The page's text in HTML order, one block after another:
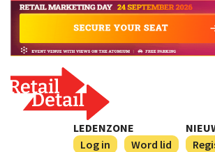
LEDENZONE
Log in
Word lid